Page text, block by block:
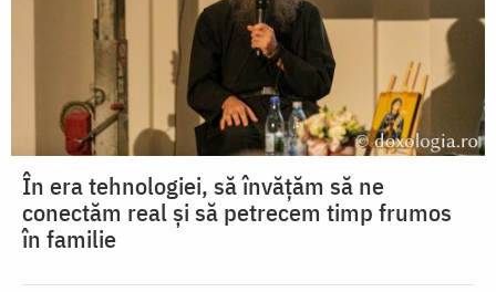
În era tehnologiei, să învățăm să ne
conectăm real și să petrecem timp frumos
în familie